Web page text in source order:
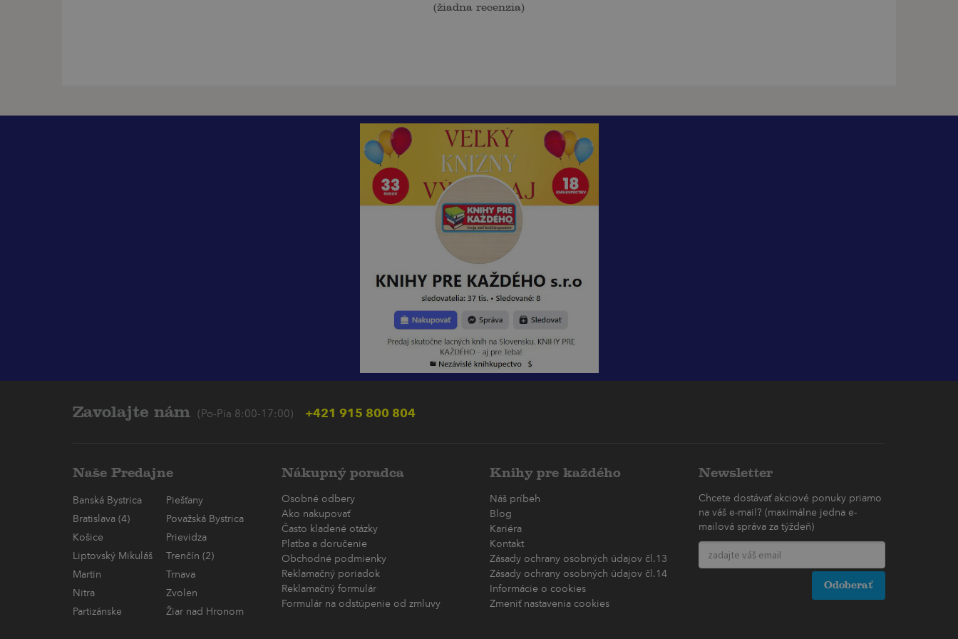
(žiadna recenzia)
Zavolajte nám (Po-Pia 8:00-17:00) +421 915 800 804
Naše Predajne
Banská Bystrica
Piešťany
Bratislava (4)
Považská Bystrica
Košice
Prievidza
Liptovský Mikuláš
Trenčín (2)
Martin
Trnava
Nitra
Zvolen
Partizánske
Žiar nad Hronom
Nákupný poradca
Osobné odbery
Ako nakupovať
Často kladené otázky
Platba a doručenie
Obchodné podmienky
Reklamačný poriadok
Reklamačný formulár
Formulár na odstúpenie od zmluvy
Knihy pre každého
Náš príbeh
Blog
Kariéra
Kontakt
Zásady ochrany osobných údajov čl.13
Zásady ochrany osobných údajov čl.14
Informácie o cookies
Zmeniť nastavenia cookies
Newsletter
Chcete dostávať akciové ponuky priamo
na váš e-mail? (maximálne jedna e-
mailová správa za týždeň)
Odoberať